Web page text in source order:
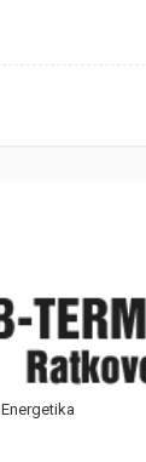
Energetika